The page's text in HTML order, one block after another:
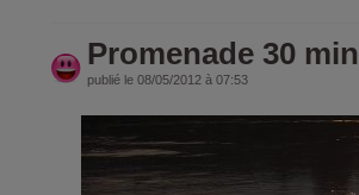
Promenade 30
publié le 08/05/2012 à 07:53